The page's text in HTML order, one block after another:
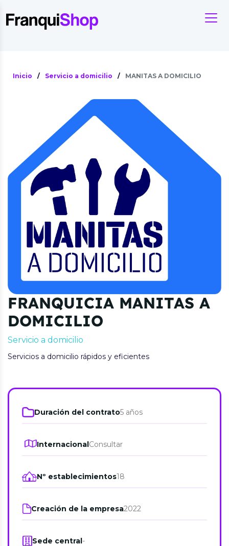
Inicio / Servicio a domicilio / MANITAS A DOMICILIO
FRANQUICIA MANITAS A
DOMICILIO
Servicio a domicilio
Servicios a domicilio rápidos y eficientes
Duración del contrato5 años
InternacionalConsultar
Nº establecimientos18
Creación de la empresa2022
Sede central-